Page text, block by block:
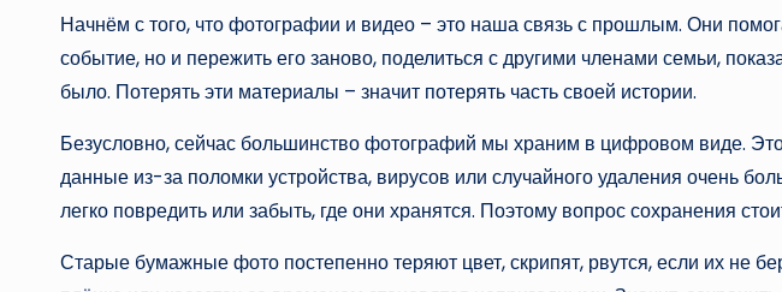
Начнём с того, что фотографии и видео – это наша связь с прошлым. Они
событие, но и пережить его заново, поделиться с другими членами семьи,
было. Потерять эти материалы – значит потерять часть своей истории.
Безусловно, сейчас большинство фотографий мы храним в цифровом виде. Это
данные из-за поломки устройства, вирусов или случайного удаления очень
легко повредить или забыть, где они хранятся. Поэтому вопрос сохранения
Старые бумажные фото постепенно теряют цвет, скрипят, рвутся, если их не